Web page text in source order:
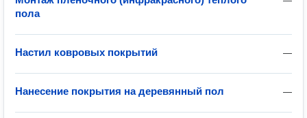
пола
—
Настил ковровых покрытий
—
Нанесение покрытия на деревянный пол